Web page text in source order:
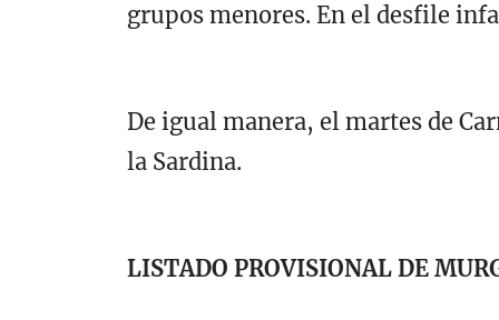
grupos menores. En el desfile
De igual manera, el martes de
la Sardina.
LISTADO PROVISIONAL DE